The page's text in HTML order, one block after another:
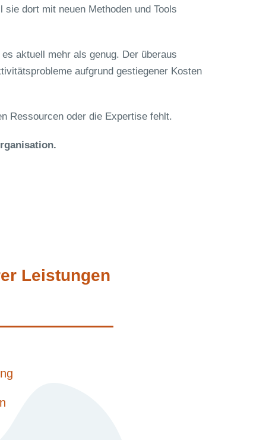
dort mit neuen Methoden und Tools
aktuell mehr als genug. Der überaus
aufgrund gestiegener Kosten
Ressourcen oder die Expertise fehlt.
Leistungen